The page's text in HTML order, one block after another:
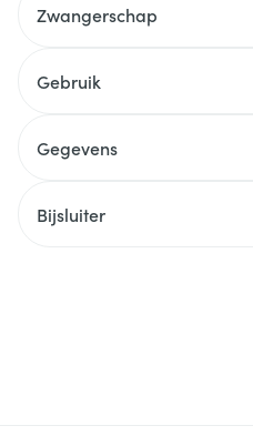
Zwangerschap
Gebruik
Gegevens
Bijsluiter